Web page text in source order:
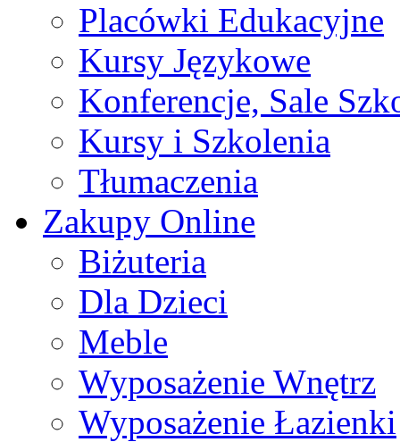
Placówki Edukacyjne
Kursy Językowe
Konferencje, Sale
Kursy i Szkolenia
Tłumaczenia
Zakupy Online
Biżuteria
Dla Dzieci
Meble
Wyposażenie Wnętrz
Wyposażenie Łazienki